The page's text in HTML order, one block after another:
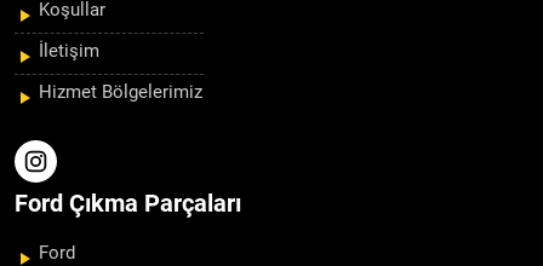
Koşullar
İletişim
Hizmet Bölgelerimiz
Ford Çıkma Parçaları
Ford